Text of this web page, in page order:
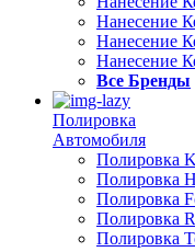
Нанесение
Нанесение
Нанесение
Все Бренды
Полировка
Автомобиля
Полировка
Полировка
Полировка
Полировка
Полировка